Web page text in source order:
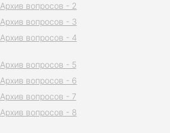
Архив вопросов - 2
Архив вопросов - 3
Архив вопросов - 4
Архив вопросов - 5
Архив вопросов - 6
Архив вопросов - 7
Архив вопросов - 8